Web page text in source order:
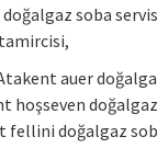
soba
auer
hoşseven
fellini doğalgaz